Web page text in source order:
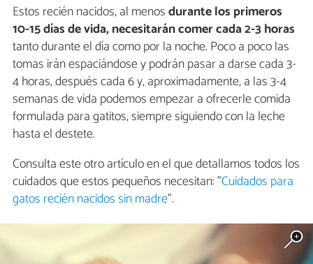
Estos recién nacidos, al menosdurante los primeros
10-15 días de vida, necesitarán comer cada 2-3 horas
tanto durante el día como por la noche. Poco a poco las
tomas irán espaciándose y podrán pasar a darse cada 3-
4 horas, después cada 6 y, aproximadamente, a las 3-4
semanas de vida podemos empezar a ofrecerle comida
formulada para gatitos, siempre siguiendo con la leche
hasta el destete.
Consulta este otro artículo en el que detallamos todos los
cuidados que estos pequeños necesitan: "Cuidados para
gatos recién nacidos sin madre".